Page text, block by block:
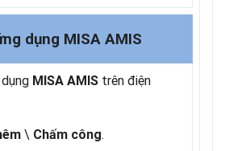
dụng MISA AMIS
MISA AMIS trên điện
\ Chấm công.